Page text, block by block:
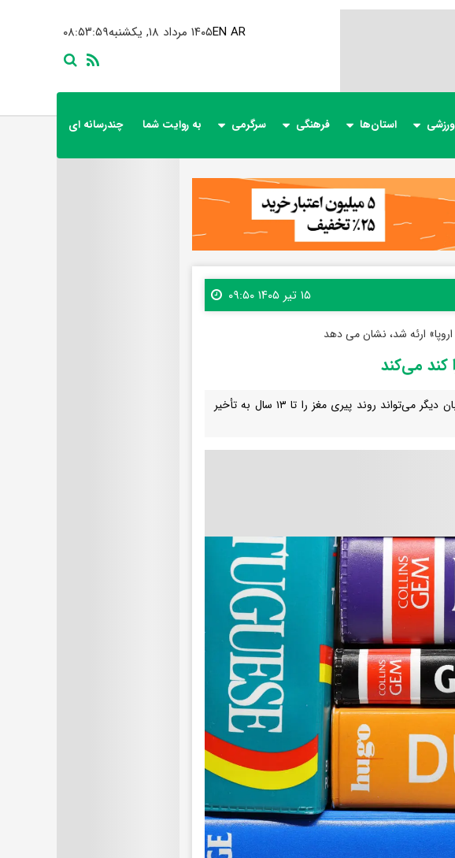
۰۸:۵۴:۰۰ ۱۴۰۵ مرداد ۱۸, یکشنبهEN AR
ورزشی استان‌ها فرهنگی سرگرمی به روایت شما چندرسانه ای
۱۵ تیر ۱۴۰۵ ۰۹:۵۰
ارئه شد، نشان می دهد
کند می‌کند
یافته‌های یک پژوهش جدید نشان می‌دهد که یادگیری یک زبان دیگر می‌تواند روند پیری مغز را تا ۱۳ سال به تأخیر